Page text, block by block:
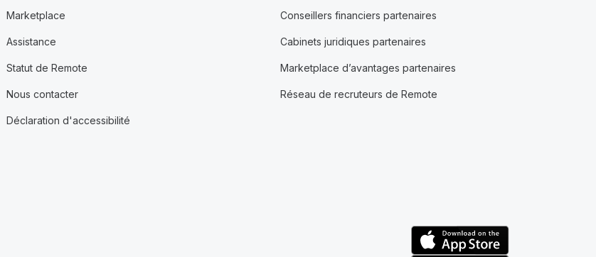
Marketplace
Assistance
Statut de Remote
Nous contacter
Déclaration d'accessibilité
Conseillers financiers partenaires
Cabinets juridiques partenaires
Marketplace d’avantages partenaires
Réseau de recruteurs de Remote